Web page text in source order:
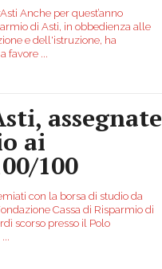
Anche per quest’anno
di Asti, in obbedienza alle
e dell'istruzione, ha
favore
assegnate
ai
100
con la borsa di studio da
Cassa di Risparmio di
scorso presso il Polo